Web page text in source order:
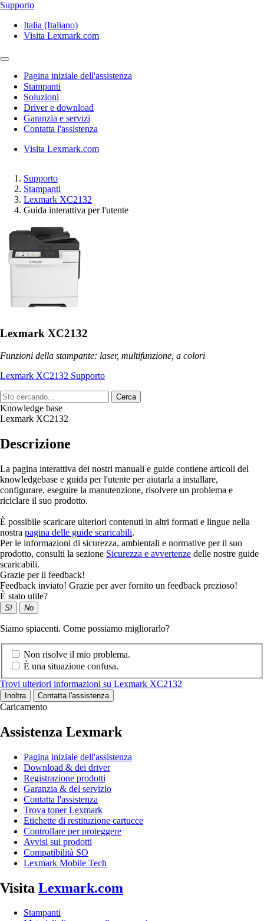
Supporto
Italia (Italiano)
Visita Lexmark.com
Pagina iniziale dell'assistenza
Stampanti
Soluzioni
Driver e download
Garanzia e servizi
Contatta l'assistenza
Visita Lexmark.com
Supporto
Stampanti
Lexmark XC2132
Guida interattiva per l'utente
Lexmark XC2132
Funzioni della stampante: laser, multifunzione, a colori
Lexmark XC2132 Supporto
Cerca
Knowledge base
Lexmark XC2132
Descrizione
La pagina interattiva dei nostri manuali e guide contiene articoli del
knowledgebase e guida per l'utente per aiutarla a installare,
configurare, eseguire la manutenzione, risolvere un problema e
riciclare il suo prodotto.
È possibile scaricare ulteriori contenuti in altri formati e lingue nella
nostra pagina delle guide scaricabili.
Per le informazioni di sicurezza, ambientali e normative per il suo
prodotto, consulti la sezione Sicurezza e avvertenze delle nostre guide
scaricabili.
Grazie per il feedback!
Feedback inviato! Grazie per aver fornito un feedback prezioso!
È stato utile?
Sì No
Siamo spiacenti. Come possiamo migliorarlo?
Non risolve il mio problema.
È una situazione confusa.
Trovi ulteriori informazioni su Lexmark XC2132
Inoltra Contatta l'assistenza
Caricamento
Assistenza Lexmark
Pagina iniziale dell'assistenza
Download & dei driver
Registrazione prodotti
Garanzia & del servizio
Contatta l'assistenza
Trova toner Lexmark
Etichette di restituzione cartucce
Controllare per proteggere
Avvisi sui prodotti
Compatibilità SO
Lexmark Mobile Tech
Visita Lexmark.com
Stampanti